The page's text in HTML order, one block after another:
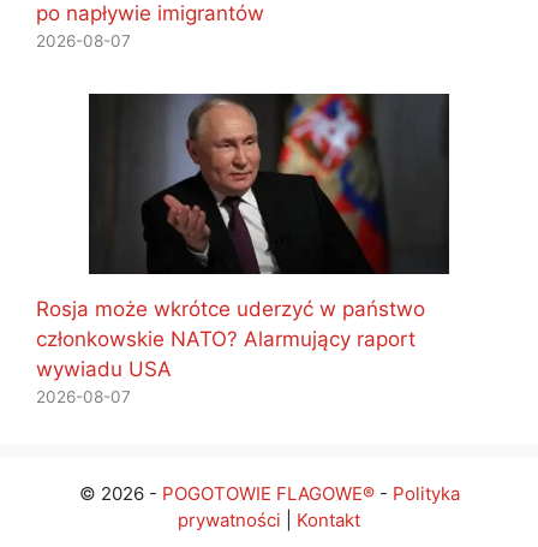
po napływie imigrantów
2026-08-07
Rosja może wkrótce uderzyć w państwo
członkowskie NATO? Alarmujący raport
wywiadu USA
2026-08-07
© 2026 - POGOTOWIE FLAGOWE®- Polityka
prywatności
Kontakt